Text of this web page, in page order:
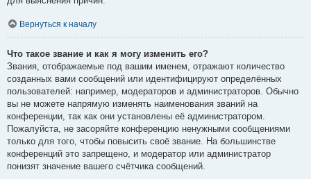
Вернуться к началу
Что такое звание и как я могу изменить его?
Звания, отображаемые под вашим именем, отражают количество
созданных вами сообщений или идентифицируют определённых
пользователей: например, модераторов и администраторов. Обычно
вы не можете напрямую изменять наименования званий на
конференции, так как они установлены её администратором.
Пожалуйста, не засоряйте конференцию ненужными сообщениями
только для того, чтобы повысить своё звание. На большинстве
конференций это запрещено, и модератор или администратор
понизят значение вашего счётчика сообщений.